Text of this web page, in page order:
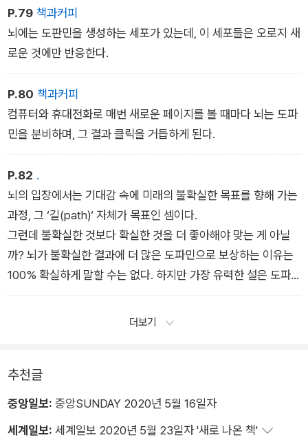
P.79 책과커피
뇌에는 도판민을 생성하는 세포가 있는데, 이 세포들은 오로지 새
로운 것에만 반응한다.
P.80 책과커피
컴퓨터와 휴대전화로 매번 새로운 페이지를 볼 때마다 뇌는 도파
민을 분비하며, 그 결과 클릭을 거듭하게 된다.
P.82 .
뇌의 입장에서는 기대감 속에 미래의 불확실한 목표를 향해 가는
과정, 그 ‘길(path)‘ 자체가 목표인 셈이다.
그런데 불확실한 것보다 확실한 것을 더 좋아해야 맞는 게 아닐
까? 뇌가 불확실한 결과에 더 많은 도파민으로 보상하는 이유는
100% 확실하게 말할 수는 없다. 하지만 가장 유력한 설은 도파
민의 가장 중요한 임무가 동기 부여이기 때문이라는 것이다.
더보기
추천글
중앙일보: 중앙SUNDAY 2020년 5월 16일자
세계일보: 세계일보 2020년 5월 23일자 '새로 나온 책'